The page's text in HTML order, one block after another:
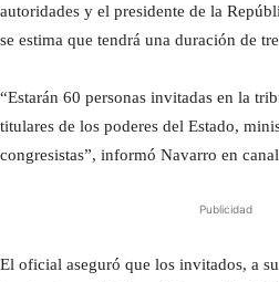
autoridades y el presidente de la
se estima que tendrá una duración de
“Estarán 60 personas invitadas en la
titulares de los poderes del Estado,
congresistas”, informó Navarro en
Publicidad
El oficial aseguró que los invitados, a